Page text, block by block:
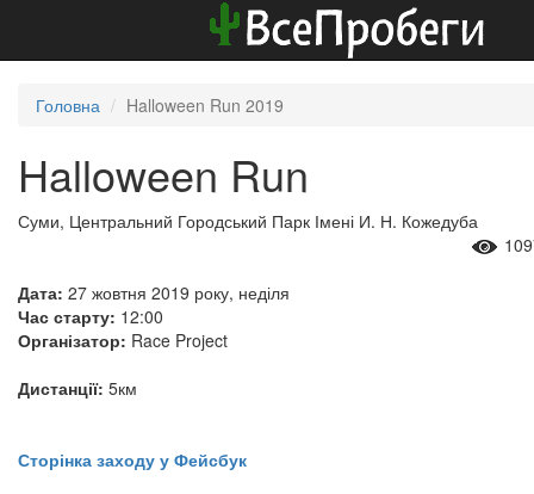
Головна Halloween Run 2019
Halloween Run
Суми, Центральний Городський Парк Імені И. Н. Кожедуба
Дата: 27 жовтня 2019 року, неділя
Час старту: 12:00
Організатор: Race Project
Дистанції: 5км
Сторінка заходу у Фейсбук